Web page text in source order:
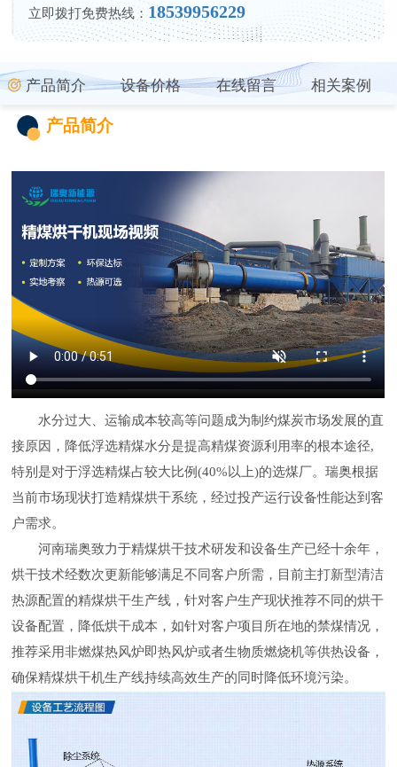
立即拨打免费热线：18539956229
产品简介 设备价格 在线留言 相关案例
产品简介
水分过大、运输成本较高等问题成为制约煤炭市场发展的直
接原因，降低浮选精煤水分是提高精煤资源利用率的根本途径,
特别是对于浮选精煤占较大比例(40%以上)的选煤厂。瑞奥根据
当前市场现状打造精煤烘干系统，经过投产运行设备性能达到客
户需求。
河南瑞奥致力于精煤烘干技术研发和设备生产已经十余年，
烘干技术经数次更新能够满足不同客户所需，目前主打新型清洁
热源配置的精煤烘干生产线，针对客户生产现状推荐不同的烘干
设备配置，降低烘干成本，如针对客户项目所在地的禁煤情况，
推荐采用非燃煤热风炉即热风炉或者生物质燃烧机等供热设备，
确保精煤烘干机生产线持续高效生产的同时降低环境污染。